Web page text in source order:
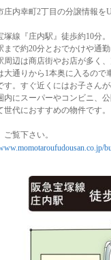
庄内幸町2丁目の分譲情報を
塚線『庄内駅』徒歩約10分。
まで約20分とおでかけや通勤
周辺は商店街やお店が多く、
大通りから1本奥に入るので
す。すぐ近くにはお子さん
内にスーパーやコンビニ、
世代におすすめの物件です。
ご覧下さい。